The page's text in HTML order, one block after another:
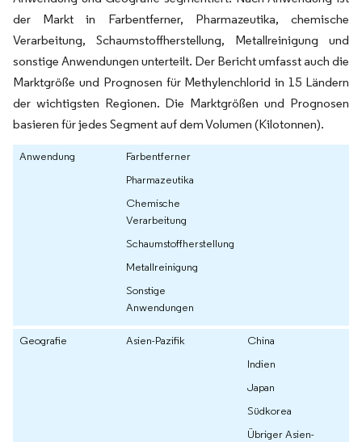
der Markt in Farbentferner, Pharmazeutika, chemische
Verarbeitung, Schaumstoffherstellung, Metallreinigung und
sonstige Anwendungen unterteilt. Der Bericht umfasst auch die
Marktgröße und Prognosen für Methylenchlorid in 15 Ländern
der wichtigsten Regionen. Die Marktgrößen und Prognosen
basieren für jedes Segment auf dem Volumen (Kilotonnen).
Anwendung
Farbentferner
Pharmazeutika
Chemische
Verarbeitung
Schaumstoffherstellung
Metallreinigung
Sonstige
Anwendungen
Geografie Asien-Pazifik
China
Indien
Japan
Südkorea
Übriger Asien-